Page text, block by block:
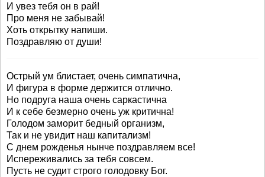
И увез тебя он в рай!
Про меня не забывай!
Хоть открытку напиши.
Поздравляю от души!
Острый ум блистает, очень симпатична,
И фигура в форме держится отлично.
Но подруга наша очень саркастична
И к себе безмерно очень уж критична!
Голодом заморит бедный организм,
Так и не увидит наш капитализм!
С днем рожденья нынче поздравляем все!
Испереживались за тебя совсем.
Пусть не судит строго голодовку Бог.